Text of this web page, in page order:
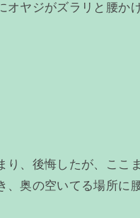
オヤジがズラリと腰か
り、後悔したが、ここ
、奥の空いてる場所に